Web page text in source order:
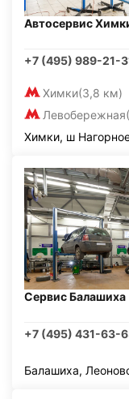
Автосервис
+7 (495) 989-21-
Химки(3,8 км)
Левобережная
Химки, ш
Сервис Балашиха
+7 (495) 431-63-
Балашиха,